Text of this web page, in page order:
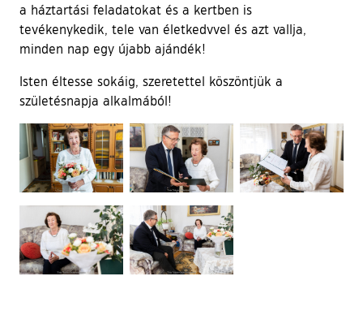
a háztartási feladatokat és a kertben is
tevékenykedik, tele van életkedvvel és azt vallja,
minden nap egy újabb ajándék!
Isten éltesse sokáig, szeretettel köszöntjük a
születésnapja alkalmából!
Ugrás a galéria utánra